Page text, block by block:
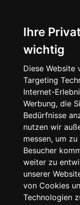
Ihre
wichtig
Diese Website
Targeting
Internet-
Werbung, die
Bedürfnisse
nutzen wir
messen, um
Besucher
weiter zu
unserer
von Cookies
Technologien